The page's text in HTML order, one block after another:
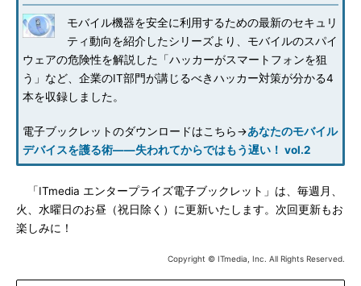
モバイル機器を安全に利用するための最新のセキュリ
ティ動向を紹介したシリーズより、モバイルのスパイ
ウェアの危険性を解説した「ハッカーがスマートフォンを狙
う」など、企業のIT部門が講じるべきハッカー対策が分かる4
本を収録しました。
電子ブックレットのダウンロードはこちら→あなたのモバイル
デバイスを護る術――失われてからではもう遅い！ vol.2
「ITmedia エンタープライズ電子ブックレット」は、毎週月、
火、水曜日のお昼（祝日除く）に更新いたします。次回更新もお
楽しみに！
Copyright © ITmedia, Inc. All Rights Reserved.